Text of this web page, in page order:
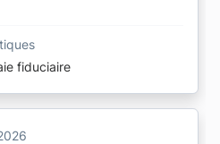
fiduciaire